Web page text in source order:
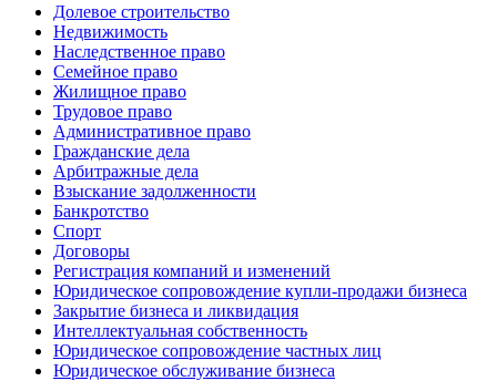
Долевое строительство
Недвижимость
Наследственное право
Семейное право
Жилищное право
Трудовое право
Административное право
Гражданские дела
Арбитражные дела
Взыскание задолженности
Банкротство
Спорт
Договоры
Регистрация компаний и изменений
Юридическое сопровождение купли-продажи бизнеса
Закрытие бизнеса и ликвидация
Интеллектуальная собственность
Юридическое сопровождение частных лиц
Юридическое обслуживание бизнеса